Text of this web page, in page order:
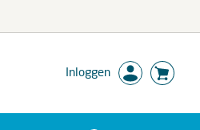
Inloggen